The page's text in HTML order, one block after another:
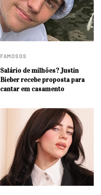
FAMOSOS
Salário de milhões? Justin
Bieber recebe proposta para
cantar em casamento